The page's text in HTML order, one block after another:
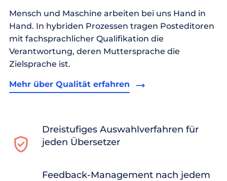
Mensch und Maschine arbeiten bei uns Hand in
Hand. In hybriden Prozessen tragen Posteditoren
mit fachsprachlicher Qualifikation die
Verantwortung, deren Muttersprache die
Zielsprache ist.
Mehr über Qualität erfahren
Dreistufiges Auswahlverfahren für
jeden Übersetzer
Feedback-Management nach jedem